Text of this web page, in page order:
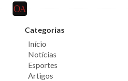
Categorias
Início
Notícias
Esportes
Artigos